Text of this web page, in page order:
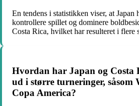
En tendens i statistikken viser, at Japan
kontrollere spillet og dominere
Costa Rica, hvilket har resulteret i flere
Hvordan har Japan og Costa
ud i større turneringer, såsom
Copa America?